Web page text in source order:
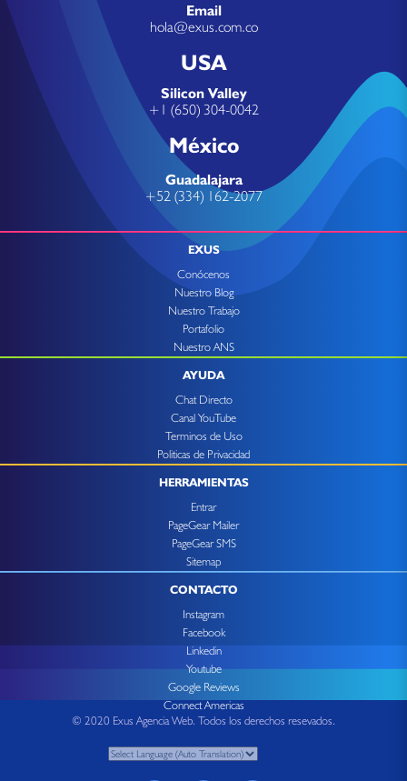
Email
hola@exus.com.co
USA
Silicon Valley
+1 (650) 304-0042
México
Guadalajara
+52 (334) 162-2077
EXUS
Conócenos
Nuestro Blog
Nuestro Trabajo
Portafolio
Nuestro ANS
AYUDA
Chat Directo
Canal YouTube
Terminos de Uso
Politicas de Privacidad
HERRAMIENTAS
Entrar
PageGear Mailer
PageGear SMS
Sitemap
CONTACTO
Instagram
Facebook
Linkedin
Youtube
Google Reviews
Connect Americas
© 2020 Exus Agencia Web. Todos los derechos resevados.